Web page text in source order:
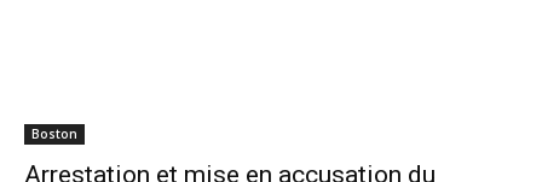
Boston
Arrestation et mise en accusation du